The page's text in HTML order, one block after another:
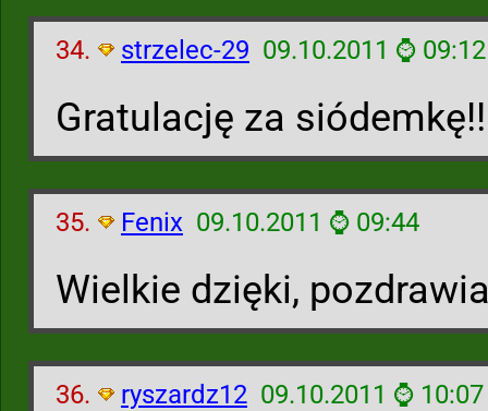
34. strzelec-29 09.10.2011 ⌚ 09:12
Gratulację za
35. Fenix 09.10.2011 ⌚ 09:44
Wielkie dzięki,
36. ryszardz12 09.10.2011 ⌚ 10:07